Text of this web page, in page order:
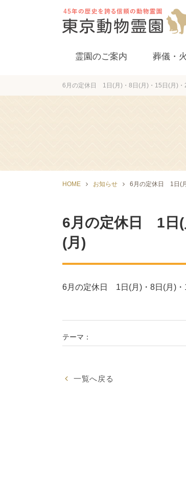
霊園のご案内 葬儀・
6月の定休日 1日(月)・8日(月)・15日(月)・
HOME お知らせ 6月の定休日 1日(
6月の定休日 1日(
(月)
6月の定休日 1日(月)・8日(月)・
テーマ：
一覧へ戻る